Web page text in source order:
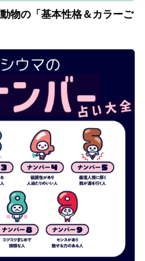
物の「基本性格＆カラーご